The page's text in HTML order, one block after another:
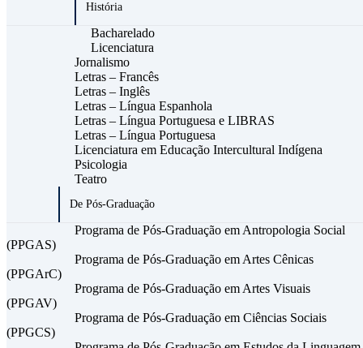
História
Bacharelado
Licenciatura
Jornalismo
Letras – Francês
Letras – Inglês
Letras – Língua Espanhola
Letras – Língua Portuguesa e LIBRAS
Letras – Língua Portuguesa
Licenciatura em Educação Intercultural Indígena
Psicologia
Teatro
De Pós-Graduação
Programa de Pós-Graduação em Antropologia Social
(PPGAS)
Programa de Pós-Graduação em Artes Cênicas
(PPGArC)
Programa de Pós-Graduação em Artes Visuais
(PPGAV)
Programa de Pós-Graduação em Ciências Sociais
(PPGCS)